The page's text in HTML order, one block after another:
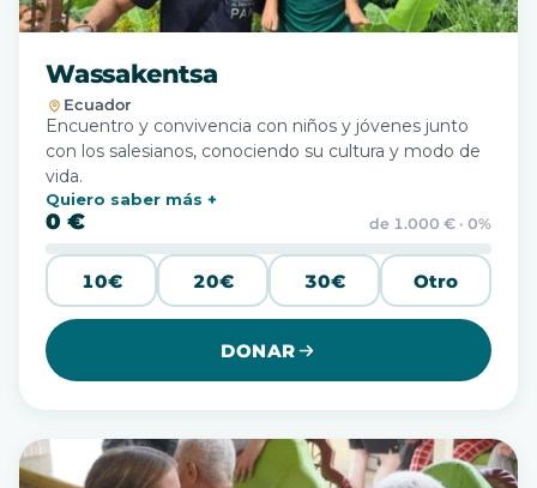
Wassakentsa
Ecuador
Encuentro y convivencia con niños y jóvenes junto
con los salesianos, conociendo su cultura y modo de
vida.
Quiero saber más
0 € de 1.000 € · 0%
10€ 20€ 30€ Otro
DONAR